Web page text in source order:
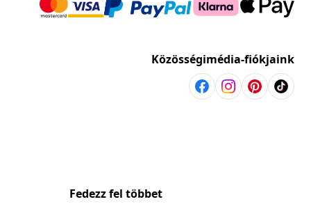
Közösségimédia-fiókjaink
Fedezz fel többet